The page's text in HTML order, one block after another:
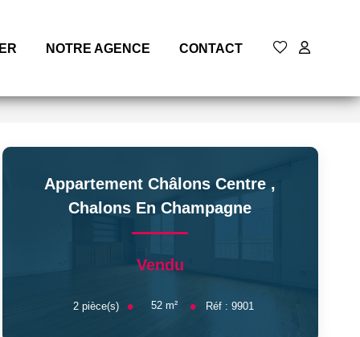
NOTRE AGENCE CONTACT
Appartement Châlons Centre ,
Chalons En Champagne
Vendu
2 pièce(s) 52 m² Réf : 9901